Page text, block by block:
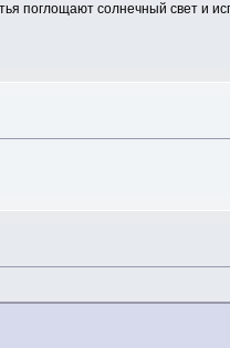
поглощают солнечный свет и